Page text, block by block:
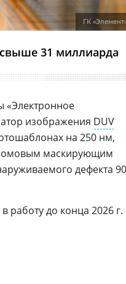
ГК
31 миллиарда
«Электронное
изображения DUV
на 250 нм,
маскирующим
дефекта 90
работу до конца 2026 г.